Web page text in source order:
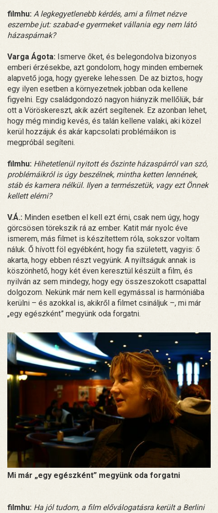
filmhu: A legkegyetlenebb kérdés, ami a filmet nézve
eszembe jut: szabad-e gyermeket vállania egy nem látó
házaspárnak?
Varga Ágota: Ismerve őket, és belegondolva bizonyos
emberi érzésekbe, azt gondolom, hogy minden embernek
alapvető joga, hogy gyereke lehessen. De az biztos, hogy
egy ilyen esetben a környezetnek jobban oda kellene
figyelni. Egy családgondozó nagyon hiányzik mellőlük, bár
ott a Vöröskereszt, akik azért segítenek. Ez azonban lehet,
hogy még mindig kevés, és talán kellene valaki, aki közel
kerül hozzájuk és akár kapcsolati problémáikon is
megpróbál segíteni.
filmhu: Hihetetlenül nyitott és őszinte házaspárról van szó,
problémáikról is úgy beszélnek, mintha ketten lennének,
stáb és kamera nélkül. Ilyen a természetük, vagy ezt Önnek
kellett elérni?
V.Á.: Minden esetben el kell ezt érni, csak nem úgy, hogy
görcsösen törekszik rá az ember. Katit már nyolc éve
ismerem, más filmet is készítettem róla, sokszor voltam
náluk. Ő hívott föl egyébként, hogy fia született, vagyis: ő
akarta, hogy ebben részt vegyünk. A nyiltságuk annak is
köszönhető, hogy két éven keresztül készült a film, és
nyilván az sem mindegy, hogy egy összeszokott csapattal
dolgozom. Nekünk már nem kell egymással is harmóniába
kerülni – és azokkal is, akikről a filmet csináljuk –, mi már
„egy egészként” megyünk oda forgatni.
Mi már „egy egészként” megyünk oda forgatni
filmhu: Ha jól tudom, a film előválogatásra került a Berlini